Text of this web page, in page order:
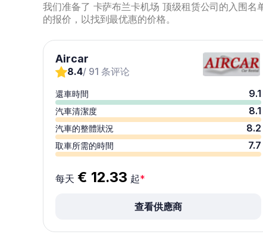
我们准备了 卡萨布兰卡机场 顶级租赁公司的入围
的报价，以找到最优惠的价格。
Aircar
8.4/ 91 条评论
還車時間 9.1
汽車清潔度 8.1
汽車的整體狀況 8.2
取車所需的時間 7.7
每天 € 12.33 起*
查看供應商